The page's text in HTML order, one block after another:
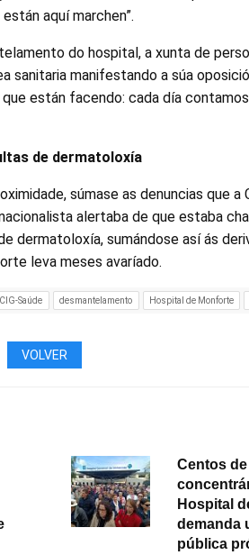
aquí marchen”.
do hospital, a xunta de
sanitaria manifestando a súa
están facendo: cada día
de dermatoloxía
súmase as denuncias que a
alertaba de que estaba
dermatoloxía, sumándose así ás
leva meses avaríado.
CIG-Saúde desmantelamento Hospital de Monforte
VOLVER
Centos
Hospital
demanda
pública